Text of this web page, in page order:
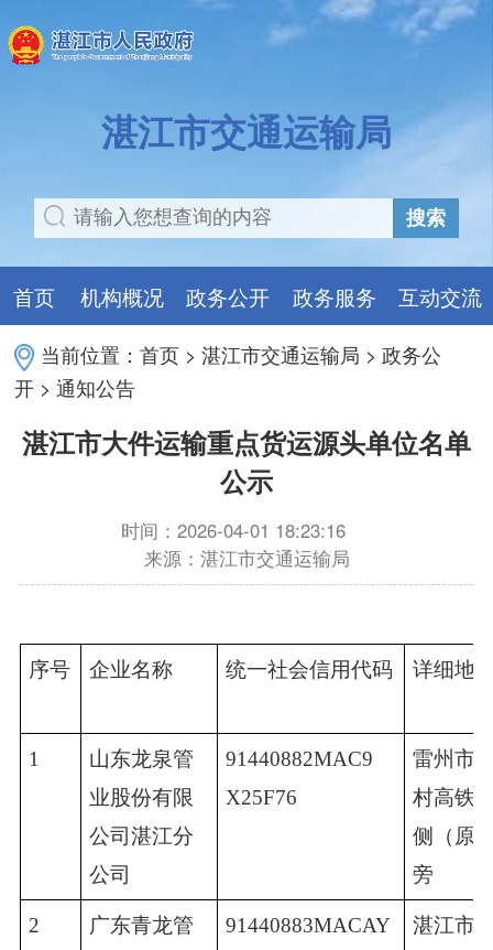
湛江市交通运输局
搜索
首页 机构概况 政务公开 政务服务 互动交流
当前位置：首页 >湛江市交通运输局 >政务公
开 >通知公告
湛江市大件运输重点货运源头单位名单
公示
时间：2026-04-01 18:23:16
来源：湛江市交通运输局
序号 企业名称 统一社会信用代码 详细地
1
山东龙泉管
业股份有限
公司湛江分
公司
91440882MAC9
X25F76
雷州市
村高铁
侧（原
旁
2
广东青龙管
91440883MACAY
湛江市